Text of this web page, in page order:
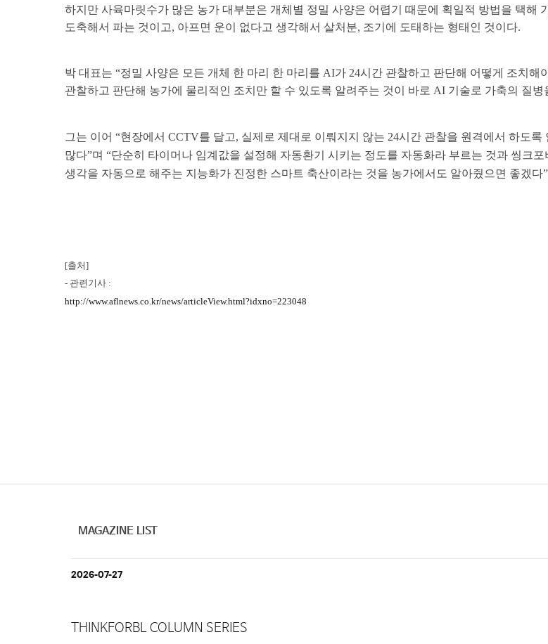
SMART LIVESTOCK MAGAZINE
하지만 사육마릿수가 많은 농가 대부분은 개체별 정밀 사양은 어렵기 때문에 획일적 방법을 택해
도축해서 파는 것이고, 아프면 운이 없다고 생각해서 살처분, 조기에 도태하는 형태인 것이다.
박 대표는 “정밀 사양은 모든 개체 한 마리 한 마리를 AI가 24시간 관찰하고 판단해 어떻게 조치
관찰하고 판단해 농가에 물리적인 조치만 할 수 있도록 알려주는 것이 바로 AI 기술로 가축의 질
그는 이어 “현장에서 CCTV를 달고, 실제로 제대로 이뤄지지 않는 24시간 관찰을 원격에서 하도
많다”며 “단순히 타이머나 임계값을 설정해 자동환기 시키는 정도를 자동화라 부르는 것과 씽크
생각을 자동으로 해주는 지능화가 진정한 스마트 축산이라는 것을 농가에서도 알아줬으면 좋겠다
[출처]
- 관련기사 :
http://www.aflnews.co.kr/news/articleView.html?idxno=223048
MAGAZINE LIST
2026-07-27
THINKFORBL COLUMN SERIES